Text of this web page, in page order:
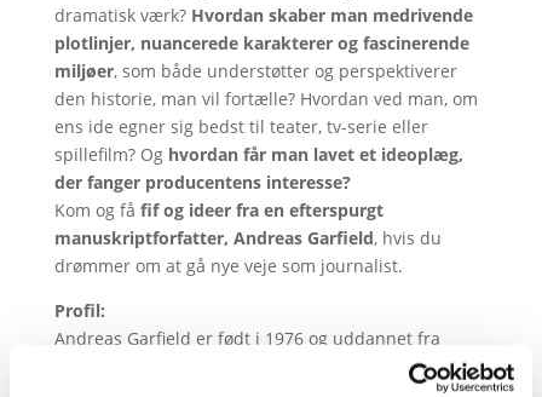
dramatisk værk? Hvordan skaber man medrivende
plotlinjer, nuancerede karakterer og fascinerende
miljøer, som både understøtter og perspektiverer
den historie, man vil fortælle? Hvordan ved man, om
ens ide egner sig bedst til teater, tv-serie eller
spillefilm? Og hvordan får man lavet et ideoplæg,
der fanger producentens interesse?
Kom og få fif og ideer fra en efterspurgt
manuskriptforfatter, Andreas Garfield, hvis du
drømmer om at gå nye veje som journalist.
Profil:
Andreas Garfield er født i 1976 og uddannet fra
Dramatikeruddannelsen ved Århus Teater 2007.